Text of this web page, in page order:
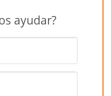
ayudar?